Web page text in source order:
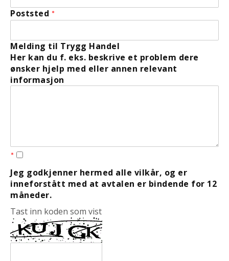
Poststed *
Melding til Trygg Handel
Her kan du f. eks. beskrive et problem dere
ønsker hjelp med eller annen relevant
informasjon
*
Jeg godkjenner hermed alle vilkår, og er
inneforstått med at avtalen er bindende for 12
måneder.
Tast inn koden som vist